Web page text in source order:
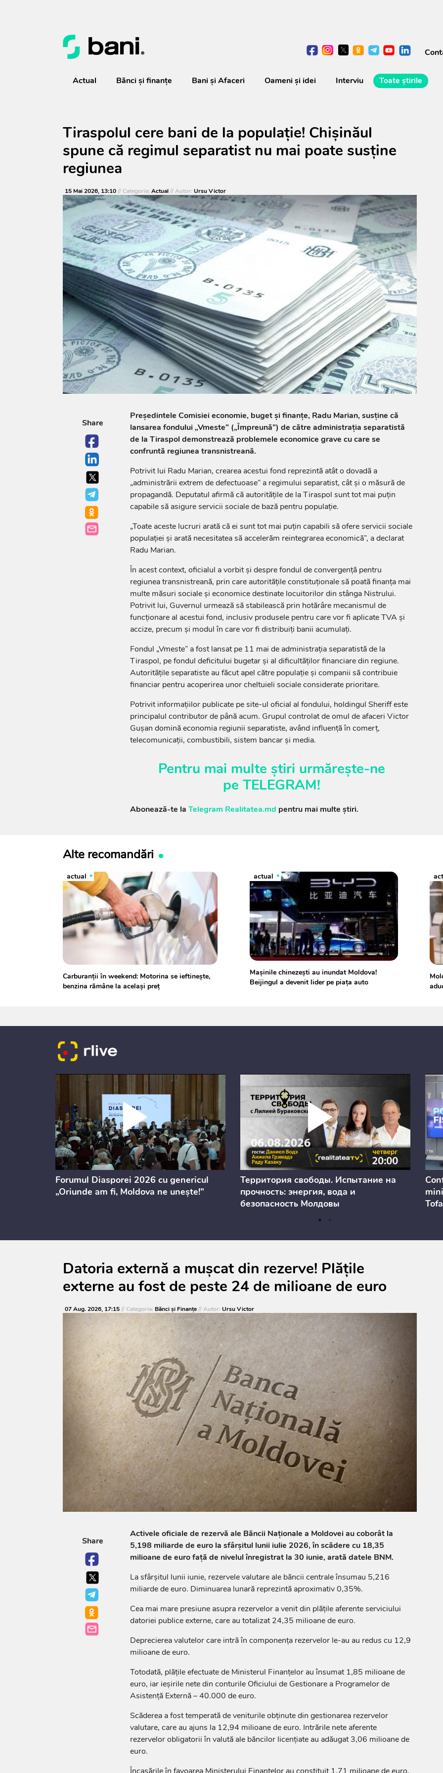
Actual Bănci şi finanţe Bani și Afaceri Oameni şi idei Interviu Toate știrile
Tiraspolul cere bani de la populație! Chișinăul
spune că regimul separatist nu mai poate susține
regiunea
15 Mai 2026, 13:10// Categoria: Actual// Autor: Ursu Victor
Share
Președintele Comisiei economie, buget și finanțe, Radu Marian, susține că
lansarea fondului „Vmeste” („Împreună”) de către administrația separatistă
de la Tiraspol demonstrează problemele economice grave cu care se
confruntă regiunea transnistreană.
Potrivit lui Radu Marian, crearea acestui fond reprezintă atât o dovadă a
„administrării extrem de defectuoase” a regimului separatist, cât și o măsură de
propagandă. Deputatul afirmă că autoritățile de la Tiraspol sunt tot mai puțin
capabile să asigure servicii sociale de bază pentru populație.
„Toate aceste lucruri arată că ei sunt tot mai puțin capabili să ofere servicii sociale
populației și arată necesitatea să accelerăm reintegrarea economică”, a declarat
Radu Marian.
În acest context, oficialul a vorbit și despre fondul de convergență pentru
regiunea transnistreană, prin care autoritățile constituționale să poată finanța mai
multe măsuri sociale și economice destinate locuitorilor din stânga Nistrului.
Potrivit lui, Guvernul urmează să stabilească prin hotărâre mecanismul de
funcționare al acestui fond, inclusiv produsele pentru care vor fi aplicate TVA și
accize, precum și modul în care vor fi distribuiți banii acumulați.
Fondul „Vmeste” a fost lansat pe 11 mai de administrația separatistă de la
Tiraspol, pe fondul deficitului bugetar și al dificultăților financiare din regiune.
Autoritățile separatiste au făcut apel către populație și companii să contribuie
financiar pentru acoperirea unor cheltuieli sociale considerate prioritare.
Potrivit informațiilor publicate pe site-ul oficial al fondului, holdingul Sheriff este
principalul contributor de până acum. Grupul controlat de omul de afaceri Victor
Gușan domină economia regiunii separatiste, având influență în comerț,
telecomunicații, combustibili, sistem bancar și media.
Pentru mai multe știri urmărește-ne
pe TELEGRAM!
Abonează-te la Telegram Realitatea.md pentru mai multe știri.
Alte recomandări
actual
Carburanții în weekend: Motorina se ieftinește,
benzina rămâne la același preț
actual
Mașinile chinezești au inundat Moldova!
Beijingul a devenit lider pe piața auto
Forumul Diasporei 2026 cu genericul
„Oriunde am fi, Moldova ne unește!”
Территория свободы. Испытание на
прочность: энергия, вода и
безопасность Молдовы
Datoria externă a mușcat din rezerve! Plățile
externe au fost de peste 24 de milioane de euro
07 Aug. 2026, 17:15// Categoria: Bănci şi Finanţe// Autor: Ursu Victor
Share
Activele oficiale de rezervă ale Băncii Naționale a Moldovei au coborât la
5,198 miliarde de euro la sfârșitul lunii iulie 2026, în scădere cu 18,35
milioane de euro față de nivelul înregistrat la 30 iunie, arată datele BNM.
La sfârșitul lunii iunie, rezervele valutare ale băncii centrale însumau 5,216
miliarde de euro. Diminuarea lunară reprezintă aproximativ 0,35%.
Cea mai mare presiune asupra rezervelor a venit din plățile aferente serviciului
datoriei publice externe, care au totalizat 24,35 milioane de euro.
Deprecierea valutelor care intră în componența rezervelor le-au au redus cu 12,9
milioane de euro.
Totodată, plățile efectuate de Ministerul Finanțelor au însumat 1,85 milioane de
euro, iar ieșirile nete din conturile Oficiului de Gestionare a Programelor de
Asistență Externă – 40.000 de euro.
Scăderea a fost temperată de veniturile obținute din gestionarea rezervelor
valutare, care au ajuns la 12,94 milioane de euro. Intrările nete aferente
rezervelor obligatorii în valută ale băncilor licențiate au adăugat 3,06 milioane de
euro.